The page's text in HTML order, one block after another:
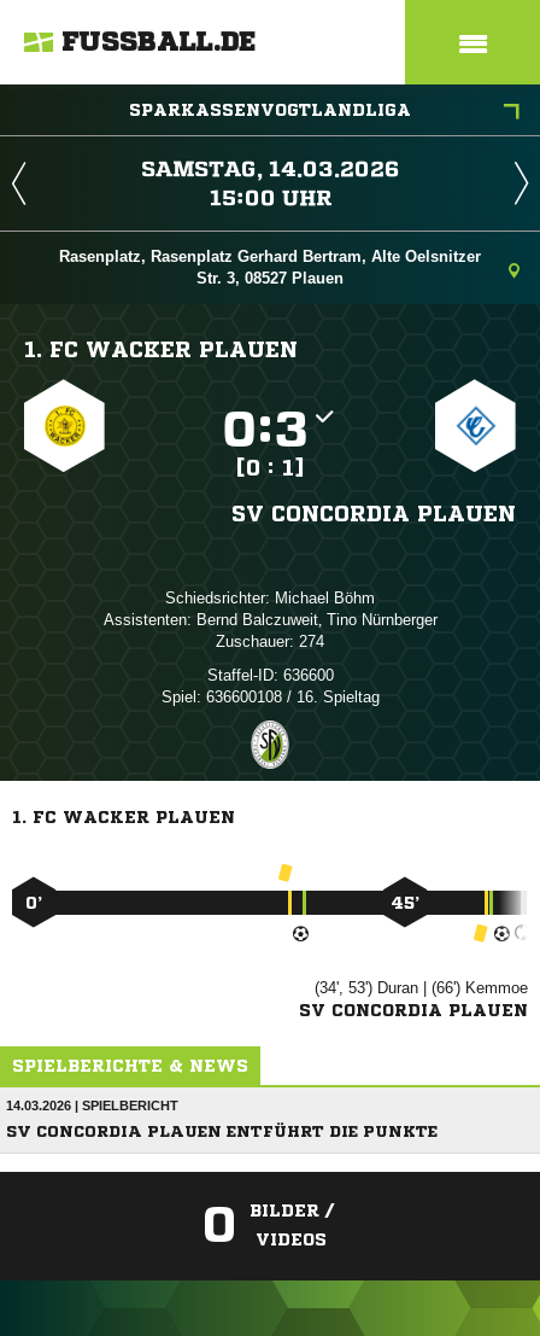
FUSSBALL.DE
SPARKASSENVOGTLANDLIGA
 
 
Rasenplatz, Rasenplatz Gerhard Bertram, Alte Oelsnitzer
Str. 3, 08527 Plauen
1. FC WACKER PLAUEN
:
[0 : 1]
SV CONCORDIA PLAUEN
Schiedsrichter:  
Assistenten:  ,  
Zuschauer: 274
Staffel-ID: 636600
Spiel: 636600108 / 16. Spieltag
1. FC WACKER PLAUEN
0’ 45’
(34', 53')  | (66') 
SV CONCORDIA PLAUEN
SPIELBERICHTE & NEWS
14.03.2026 | SPIELBERICHT
SV CONCORDIA PLAUEN ENTFÜHRT DIE PUNKTE
0
BILDER /
VIDEOS